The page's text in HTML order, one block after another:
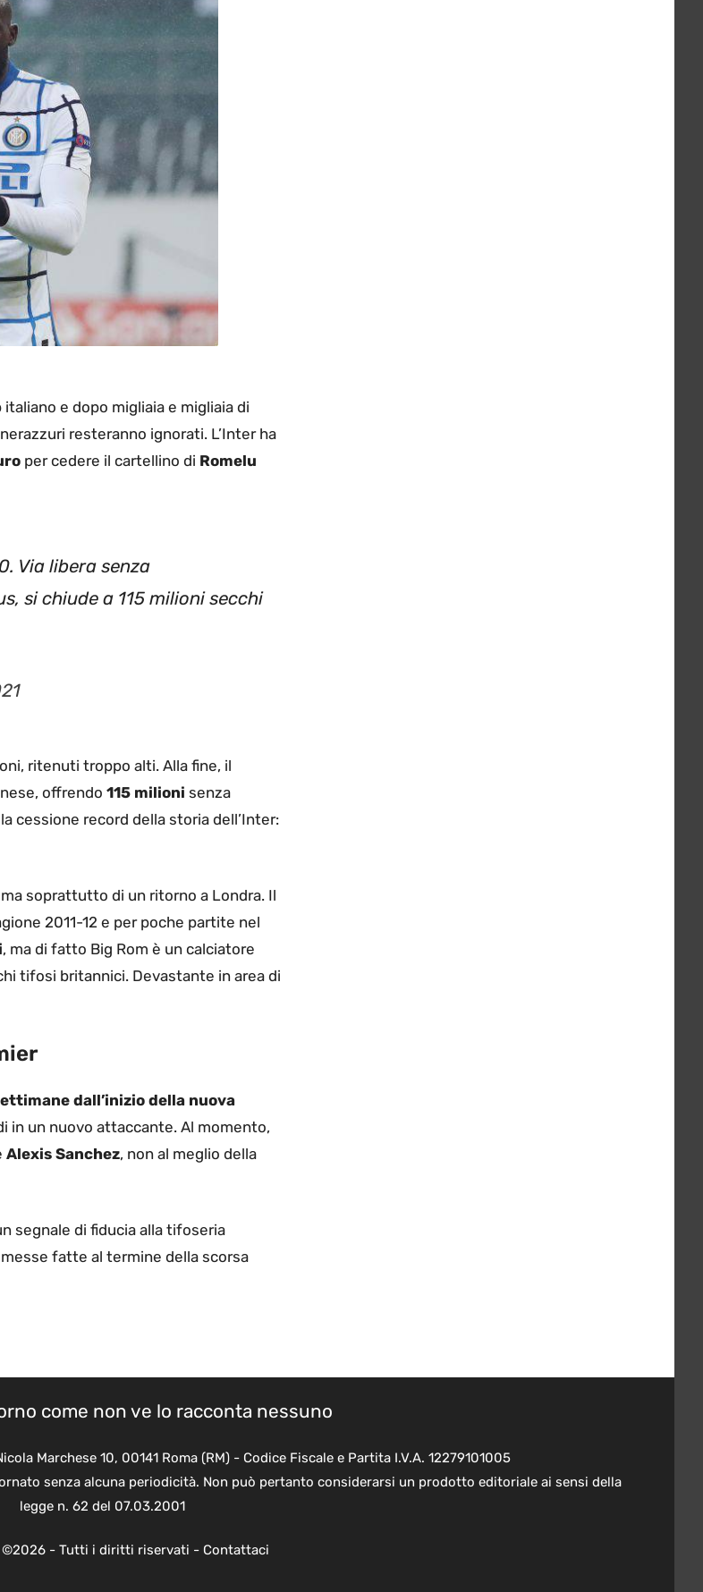
e dopo migliaia e migliaia di
resteranno ignorati. L’Inter ha
per cedere il cartellino di Romelu
Via libera senza
si chiude a 115 milioni secchi
ritenuti troppo alti. Alla fine, il
offrendo
115 milioni
cessione record della storia dell’Inter:
, ma soprattutto di un ritorno a Londra. Il
2011-12 e per poche partite nel
, ma di fatto Big Rom è un calciatore
tifosi britannici. Devastante in area di
dall’inizio della nuova
in un nuovo attaccante. Al momento,
Alexis Sanchez
, non al meglio della
segnale di fiducia alla tifoseria
fatte al termine della scorsa
come non ve lo racconta nessuno
Marchese 10, 00141 Roma (RM) - Codice Fiscale e Partita I.V.A. 12279101005
senza alcuna periodicità. Non può pertanto considerarsi un prodotto editoriale ai sensi della
legge n. 62 del 07.03.2001
©2026 - Tutti i diritti riservati - Contattaci